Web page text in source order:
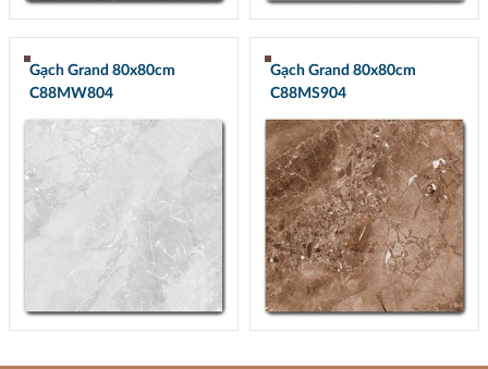
Gạch Grand 80x80cm
C88MW804
Gạch Grand 80x80cm
C88MS904